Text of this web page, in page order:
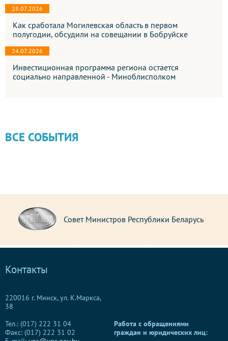
28.07.2026
Как сработала Могилевская область в первом
полугодии, обсудили на совещании в Бобруйске
24.07.2026
Инвестиционная программа региона остается
социально направленной - Миноблисполком
ВСЕ СОБЫТИЯ
Совет Министров Республики Беларусь
Контакты
220016 г. Минск, ул. К.Маркса,
38
Тел.: (017) 222 31 04
Факс: (017) 222 31 02
Работа с обращениями
граждан и юридических лиц: